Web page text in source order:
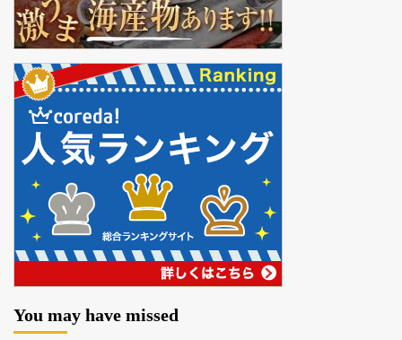
You may have missed